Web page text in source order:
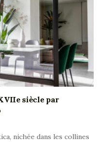
siècle par
nichée dans les collines